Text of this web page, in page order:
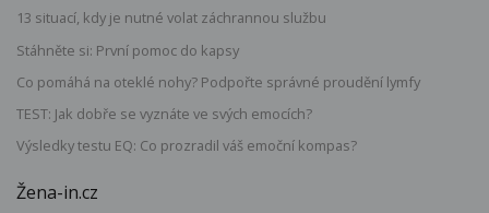
13 situací, kdy je nutné volat záchrannou službu
Stáhněte si: První pomoc do kapsy
Co pomáhá na oteklé nohy? Podpořte správné proudění lymfy
TEST: Jak dobře se vyznáte ve svých emocích?
Výsledky testu EQ: Co prozradil váš emoční kompas?
Žena-in.cz